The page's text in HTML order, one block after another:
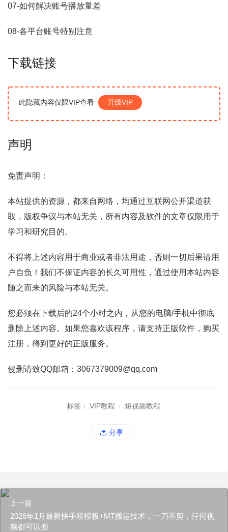
07-如何解决账号播放量差
08-各平台账号特别注意
下载链接
此隐藏内容仅限VIP查看 升级VIP
声明
免责声明：
本站提供的资源，都来自网络，均通过互联网公开渠道获
取，版权争议与本站无关，所有内容及软件的文章仅限用于
学习和研究目的。
不得将上述内容用于商业或者非法用途，否则一切后果请用
户自负！我们不保证内容的长久可用性，通过使用本站内容
随之而来的风险与本站无关。
您必须在下载后的24个小时之内，从您的电脑/手机中彻底
删除上述内容。如果您喜欢该程序，请支持正版软件，购买
注册，得到更好的正版服务。
侵删请致QQ邮箱：3067379009@qq.com
标签： VIP教程 · 短视频教程
分享
上一篇
2026年1月最新快手双模板+MT搬运技术，一刀不剪，任何视
频都可以搬